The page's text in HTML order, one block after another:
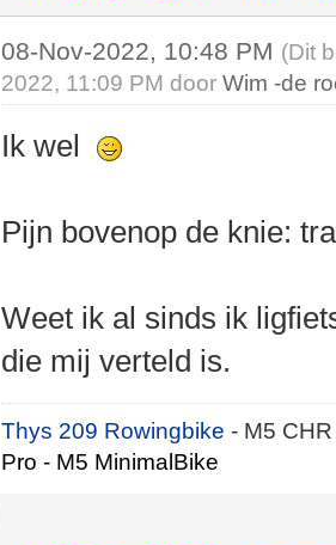
08-Nov-2022, 10:48 PM (Dit
2022, 11:09 PM doorWim -de
Ik wel
Pijn bovenop de knie:
Weet ik al sinds ik
die mij verteld is.
Thys 209 Rowingbike- M5
Pro - M5 MinimalBike